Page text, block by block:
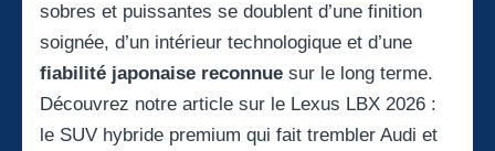
sobres et puissantes se doublent d’une finition
soignée, d’un intérieur technologique et d’une
fiabilité japonaise reconnue sur le long terme.
Découvrez notre article sur le Lexus LBX 2026 :
le SUV hybride premium qui fait trembler Audi et